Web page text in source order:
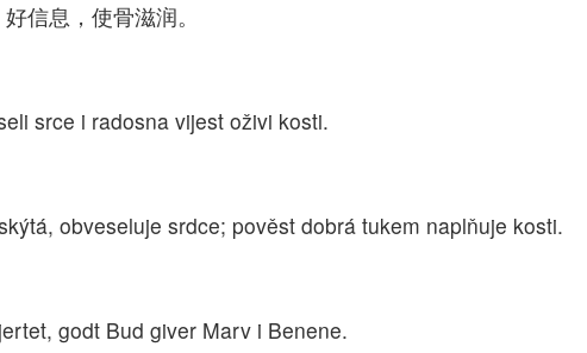
信息，使骨滋润。
srce i radosna vijest oživi kosti.
obveseluje srdce; pověst dobrá tukem naplňuje kosti.
godt Bud giver Marv i Benene.